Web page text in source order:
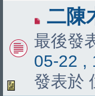
有
新
文
章
二陳
最後發
05-22 ,
發表於